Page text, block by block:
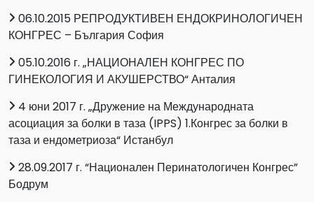
06.10.2015 РЕПРОДУКТИВЕН ЕНДОКРИНОЛОГИЧЕН
КОНГРЕС – България София
05.10.2016 г. „НАЦИОНАЛЕН КОНГРЕС ПО
ГИНЕКОЛОГИЯ И АКУШЕРСТВО“ Анталия
4 юни 2017 г. „Дружение на Международната
асоциация за болки в таза (IPPS) 1.Конгрес за болки в
таза и ендометриоза“ Истанбул
28.09.2017 г. “Национален Перинатологичен Конгрес”
Бодрум